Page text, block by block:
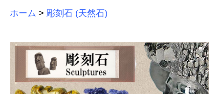
ホーム > 彫刻石 (天然石)